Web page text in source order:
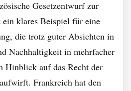
Gesetzentwurf zur
klares Beispiel für eine
die trotz guter Absichten in
Nachhaltigkeit in mehrfacher
Hinblick auf das Recht der
Frankreich hat den